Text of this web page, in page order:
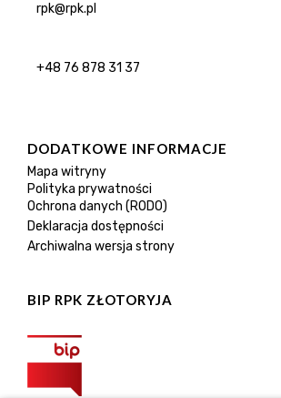
rpk@rpk.pl
+48 76 878 31 37
DODATKOWE INFORMACJE
Mapa witryny
Polityka prywatności
Ochrona danych (RODO)
Deklaracja dostępności
Archiwalna wersja strony
BIP RPK ZŁOTORYJA